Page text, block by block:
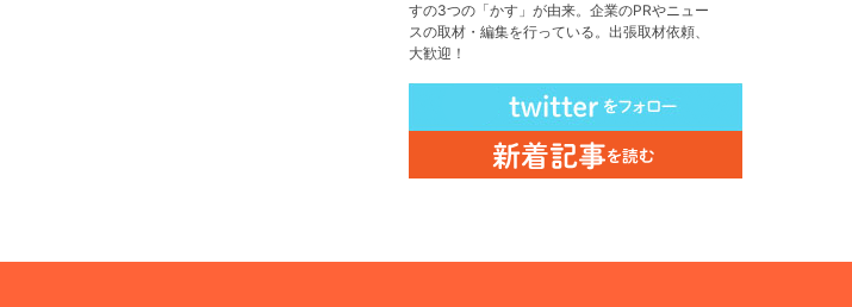
すの3つの「かす」が由来。企業のPRやニュー
スの取材・編集を行っている。出張取材依頼、
大歓迎！